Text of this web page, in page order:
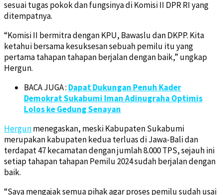
sesuai tugas pokok dan fungsinya di Komisi II DPR RI yang
ditempatnya.
“Komisi II bermitra dengan KPU, Bawaslu dan DKPP. Kita
ketahui bersama kesuksesan sebuah pemilu itu yang
pertama tahapan tahapan berjalan dengan baik,” ungkap
Hergun.
BACA JUGA : Dapat Dukungan Penuh Kader
Demokrat Sukabumi Iman Adinugraha Optimis
Lolos ke Gedung Senayan
Hergunmenegaskan, meski Kabupaten Sukabumi
merupakan kabupaten kedua terluas di Jawa-Bali dan
terdapat 47 kecamatan dengan jumlah 8.000 TPS, sejauh ini
setiap tahapan tahapan Pemilu 2024 sudah berjalan dengan
baik.
“Saya mengajak semua pihak agar proses pemilu sudah usai